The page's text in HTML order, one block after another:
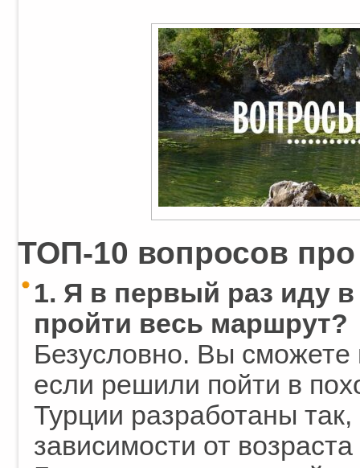
ТОП-10 вопросов
1. Я в первый раз иду
пройти весь маршрут?
Безусловно. Вы
если решили пойти в
Турции разработаны
зависимости от